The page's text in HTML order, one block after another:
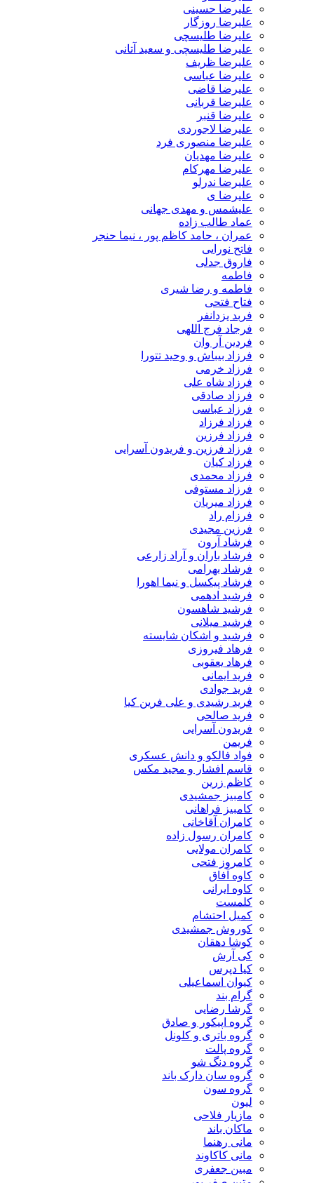
علیرضا حسینی
علیرضا روزگار
علیرضا طلیسچی
علیرضا طلیسچی و سعید آتانی
علیرضا ظریف
علیرضا عباسی
علیرضا قاضی
علیرضا قربانی
علیرضا قنبر
علیرضا لاجوردی
علیرضا منصوری فرد
علیرضا مهدیان
علیرضا مهرکام
علیرضا ندرلو
علیرضا ی
علیشمس و مهدی جهانی
عماد طالب زاده
عمران ، حامد کاظم پور ، نیما حنجر
فاتح نورایی
فاروق جدلی
فاطمه
فاطمه و رضا شیری
فتاح فتحی
فربد یزدانفر
فرجاد فرج اللهی
فردین آر وان
فرزاد بیباش و وحید تتورا
فرزاد خرمی
فرزاد شاه علی
فرزاد صادقی
فرزاد عباسی
فرزاد فرزاد
فرزاد فرزین
فرزاد فرزین و فریدون آسرایی
فرزاد کیان
فرزاد محمدی
فرزاد مستوفی
فرزاد میریان
فرزام راد
فرزین مجیدی
فرشاد آرون
فرشاد باران و آراد زارعی
فرشاد بهرامی
فرشاد پیکسل و نیما اهورا
فرشید ادهمی
فرشید شاهسون
فرشید میلانی
فرشید و اشکان شایسته
فرهاد فیروزی
فرهاد یعقوبی
فرید ایمانی
فرید جوادی
فرید رشیدی و علی فرین کیا
فرید صالحی
فریدون آسرایی
فواد فالکو و دانش عسکری
قاسم افشار و مجید مکس
کاظم زرین
کامبیز جمشیدی
کامبیز فراهانی
کامران آقاخانی
کامران رسول زاده
کامران مولایی
کامروز فتحی
کاوه آفاق
کاوه ایرانی
کلمست
کمیل احتشام
کوروش جمشیدی
کوشا دهقان
کی آرش
کیا دپرس
کیوان اسماعیلی
گرام بند
گرشا رضایی
گروه اپیکور و صادق
گروه باتری و کلونل
گروه پالت
گروه دنگ شو
گروه سان دارک باند
گروه سون
مازیار فلاحی
ماکان باند
مانی رهنما
مانی کاکاوند
مبین جعفری